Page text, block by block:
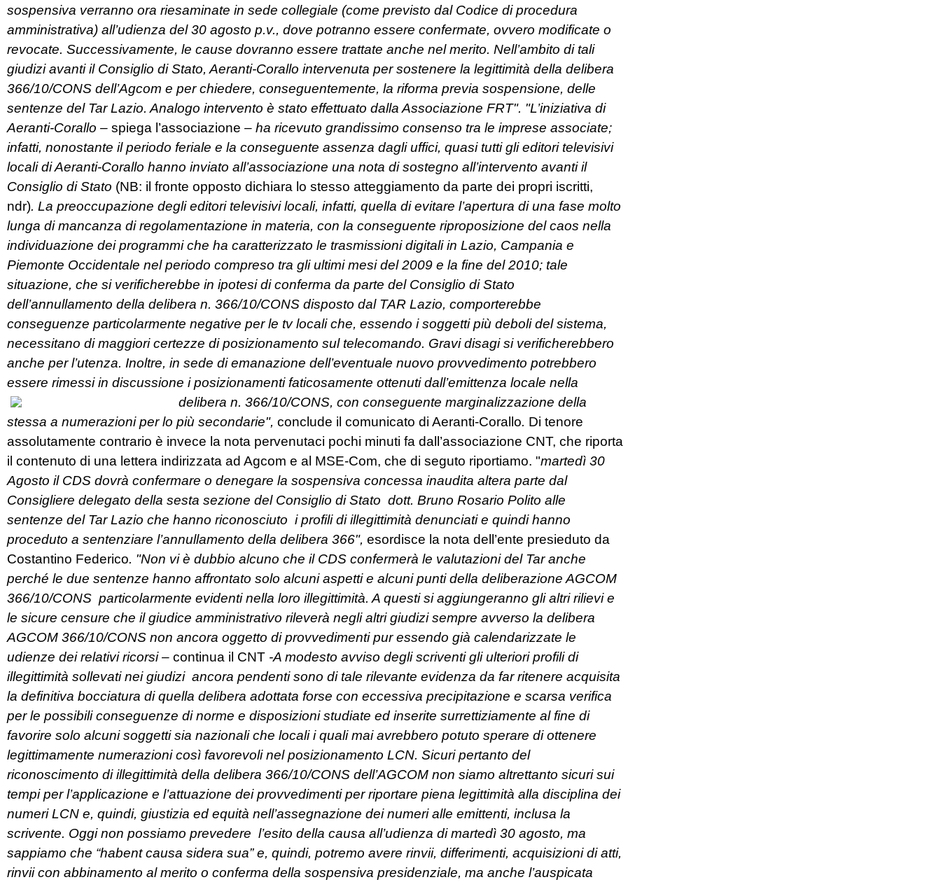
sospensiva verranno ora riesaminate in sede collegiale (come previsto dal Codice di procedura
amministrativa) all’udienza del 30 agosto p.v., dove potranno essere confermate, ovvero modificate o
revocate. Successivamente, le cause dovranno essere trattate anche nel merito. Nell’ambito di tali
giudizi avanti il Consiglio di Stato, Aeranti-Corallo intervenuta per sostenere la legittimità della delibera
366/10/CONS dell’Agcom e per chiedere, conseguentemente, la riforma previa sospensione, delle
sentenze del Tar Lazio. Analogo intervento è stato effettuato dalla Associazione FRT". "L’iniziativa di
Aeranti-Corallo – spiega l’associazione – ha ricevuto grandissimo consenso tra le imprese associate;
infatti, nonostante il periodo feriale e la conseguente assenza dagli uffici, quasi tutti gli editori televisivi
locali di Aeranti-Corallo hanno inviato all’associazione una nota di sostegno all’intervento avanti il
Consiglio di Stato (NB: il fronte opposto dichiara lo stesso atteggiamento da parte dei propri iscritti,
ndr). La preoccupazione degli editori televisivi locali, infatti, quella di evitare l’apertura di una fase molto
lunga di mancanza di regolamentazione in materia, con la conseguente riproposizione del caos nella
individuazione dei programmi che ha caratterizzato le trasmissioni digitali in Lazio, Campania e
Piemonte Occidentale nel periodo compreso tra gli ultimi mesi del 2009 e la fine del 2010; tale
situazione, che si verificherebbe in ipotesi di conferma da parte del Consiglio di Stato
dell’annullamento della delibera n. 366/10/CONS disposto dal TAR Lazio, comporterebbe
conseguenze particolarmente negative per le tv locali che, essendo i soggetti più deboli del sistema,
necessitano di maggiori certezze di posizionamento sul telecomando. Gravi disagi si verificherebbero
anche per l’utenza. Inoltre, in sede di emanazione dell’eventuale nuovo provvedimento potrebbero
essere rimessi in discussione i posizionamenti faticosamente ottenuti dall’emittenza locale nella
delibera n. 366/10/CONS, con conseguente marginalizzazione della
stessa a numerazioni per lo più secondarie", conclude il comunicato di Aeranti-Corallo. Di tenore
assolutamente contrario è invece la nota pervenutaci pochi minuti fa dall’associazione CNT, che riporta
il contenuto di una lettera indirizzata ad Agcom e al MSE-Com, che di seguto riportiamo. "martedì 30
Agosto il CDS dovrà confermare o denegare la sospensiva concessa inaudita altera parte dal
Consigliere delegato della sesta sezione del Consiglio di Stato dott. Bruno Rosario Polito alle
sentenze del Tar Lazio che hanno riconosciuto i profili di illegittimità denunciati e quindi hanno
proceduto a sentenziare l’annullamento della delibera 366", esordisce la nota dell’ente presieduto da
Costantino Federico. "Non vi è dubbio alcuno che il CDS confermerà le valutazioni del Tar anche
perché le due sentenze hanno affrontato solo alcuni aspetti e alcuni punti della deliberazione AGCOM
366/10/CONS particolarmente evidenti nella loro illegittimità. A questi si aggiungeranno gli altri rilievi e
le sicure censure che il giudice amministrativo rileverà negli altri giudizi sempre avverso la delibera
AGCOM 366/10/CONS non ancora oggetto di provvedimenti pur essendo già calendarizzate le
udienze dei relativi ricorsi – continua il CNT -A modesto avviso degli scriventi gli ulteriori profili di
illegittimità sollevati nei giudizi ancora pendenti sono di tale rilevante evidenza da far ritenere acquisita
la definitiva bocciatura di quella delibera adottata forse con eccessiva precipitazione e scarsa verifica
per le possibili conseguenze di norme e disposizioni studiate ed inserite surrettiziamente al fine di
favorire solo alcuni soggetti sia nazionali che locali i quali mai avrebbero potuto sperare di ottenere
legittimamente numerazioni così favorevoli nel posizionamento LCN. Sicuri pertanto del
riconoscimento di illegittimità della delibera 366/10/CONS dell’AGCOM non siamo altrettanto sicuri sui
tempi per l’applicazione e l’attuazione dei provvedimenti per riportare piena legittimità alla disciplina dei
numeri LCN e, quindi, giustizia ed equità nell’assegnazione dei numeri alle emittenti, inclusa la
scrivente. Oggi non possiamo prevedere l’esito della causa all’udienza di martedì 30 agosto, ma
sappiamo che “habent causa sidera sua” e, quindi, potremo avere rinvii, differimenti, acquisizioni di atti,
rinvii con abbinamento al merito o conferma della sospensiva presidenziale, ma anche l’auspicata